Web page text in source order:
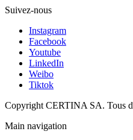
Suivez-nous
Instagram
Facebook
Youtube
LinkedIn
Weibo
Tiktok
Copyright CERTINA SA. Tous
Main navigation